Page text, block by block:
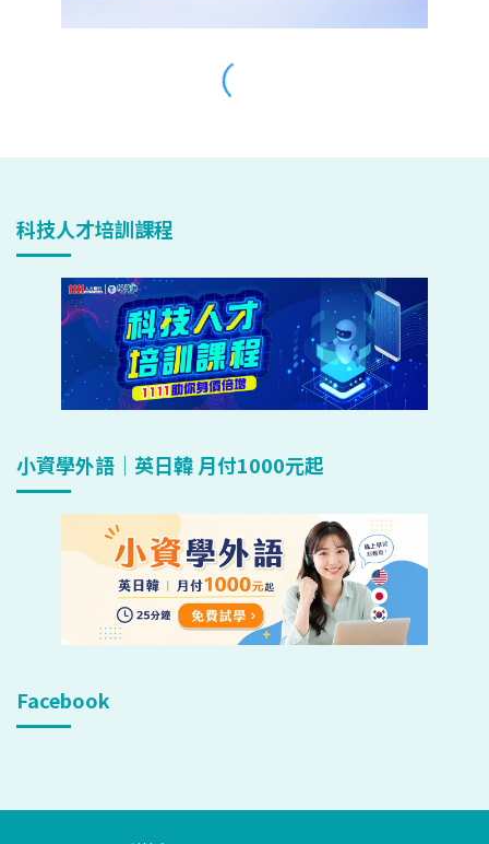
科技人才培訓課程
小資學外語｜英日韓 月付1000元起
Facebook